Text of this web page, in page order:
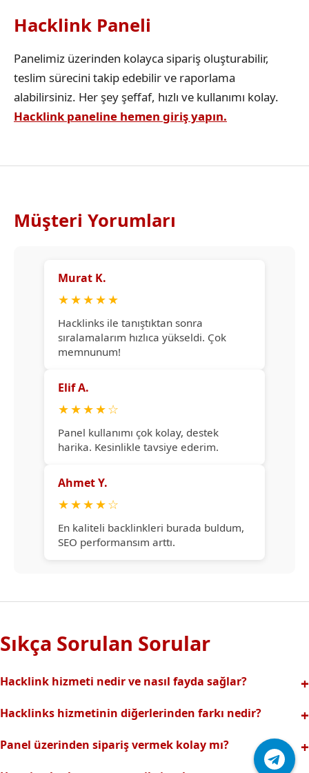
Hacklink Paneli
Panelimiz üzerinden kolayca sipariş oluşturabilir,
teslim sürecini takip edebilir ve raporlama
alabilirsiniz. Her şey şeffaf, hızlı ve kullanımı kolay.
Hacklink paneline hemen giriş yapın.
Müşteri Yorumları
Murat K.
★★★★★
Hacklinks ile tanıştıktan sonra
sıralamalarım hızlıca yükseldi. Çok
memnunum!
Elif A.
★★★★☆
Panel kullanımı çok kolay, destek
harika. Kesinlikle tavsiye ederim.
Ahmet Y.
★★★★☆
En kaliteli backlinkleri burada buldum,
SEO performansım arttı.
Sıkça Sorulan Sorular
Hacklink hizmeti nedir ve nasıl fayda sağlar?
backlinklerle sitenizin arama motorlarındaki
sıralamalarınız hızlıca yükselir.
Hacklinks hizmetinin diğerlerinden farkı nedir?
riski olmadan, en kaliteli ve etkili backlinkler sunuyoruz.
Profesyonel ekibimizle hızlı destek sağlanır.Ayrıca Daha
Panel üzerinden sipariş vermek kolay mı?
Hacklinks paneli kullanıcı dostu arayüzüyle kolayca sipariş